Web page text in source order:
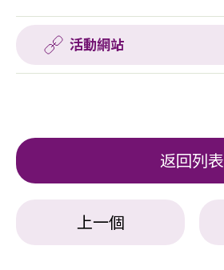
活動網站
返回列表
上一個